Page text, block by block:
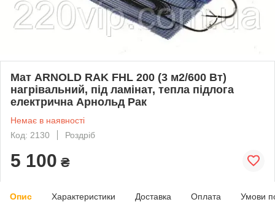
Мат ARNOLD RAK FHL 200 (3 м2/600 Вт)
нагрівальний, під ламінат, тепла підлога
електрична Арнольд Рак
Немає в наявності
Код: 2130
Роздріб
5 100 ₴
Опис Характеристики Доставка Оплата Умови